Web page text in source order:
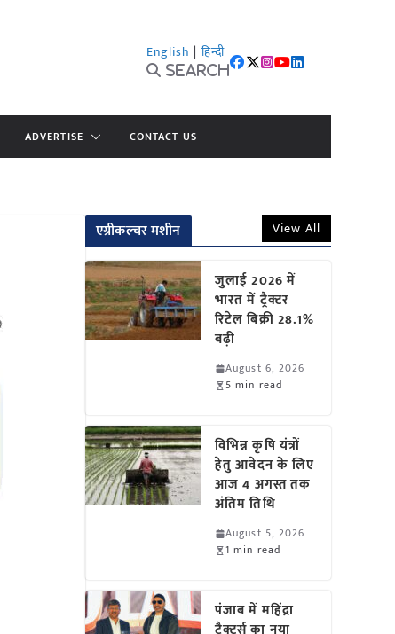
English | हिन्दी
Search
ADVERTISE CONTACT US
एग्रीकल्चर मशीन View All
जुलाई 2026 में
भारत में ट्रैक्टर
रिटेल बिक्री 28.1%
बढ़ी
August 6, 2026
5 min read
विभिन्न कृषि यंत्रों
हेतु आवेदन के लिए
आज 4 अगस्त तक
अंतिम तिथि
August 5, 2026
1 min read
पंजाब में महिंद्रा